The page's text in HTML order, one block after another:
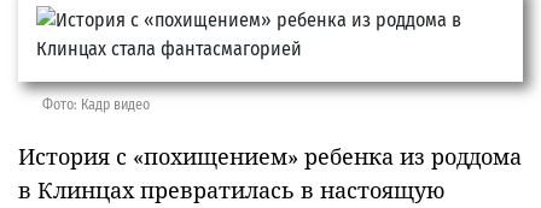
Фото: Кадр видео
История с «похищением» ребенка из роддома
в Клинцах превратилась в настоящую